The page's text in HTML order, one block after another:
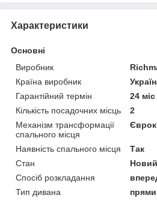
Характеристики
Основні
Виробник
Країна виробник
Гарантійний термін
24 міс
Кількість посадочних місць
2
Механізм трансформації
спального місця
Наявність спального місця
Так
Стан
Новий
Спосіб розкладання
Тип дивана